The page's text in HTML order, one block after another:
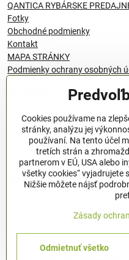
QANTICA RYBÁRSKE
Fotky
Obchodné podmienky
Kontakt
MAPA STRÁNKY
Podmienky ochrany osobných
© 1996 - 2024
Podmienky ochrany osobných
OBCHODNÉ PODMIENKY
Všeobecné nariadenie o
Pravidlá spracovania recenzií
©
Cookies používame na
stránky, analýzu jej
používaní. Na tento účel
tretích strán a
partnerom v EÚ, USA alebo
všetky cookies“ vyjadrujete
Nižšie môžete nájsť
Zásady
Odmietnuť všetko